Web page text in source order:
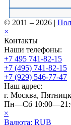
© 2011 – 2026 |
×
Контакты
Наши телефоны:
+7 495 741-82-15
+7 (495) 741-82-15
+7 (929) 546-77-47
Наш адрес:
г. Москва,
Пн—Сб
×
Валюта: RUB